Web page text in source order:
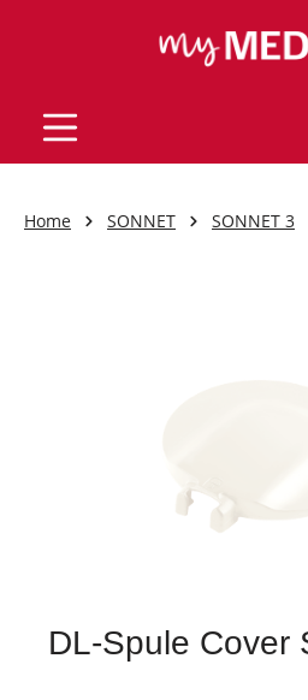
Home SONNET SONNET 3
DL-Spule Cover